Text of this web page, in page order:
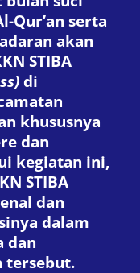
Qur’an serta
akan
STIBA
di
khususnya
dan
kegiatan ini,
STIBA
dan
dalam
dan
tersebut.